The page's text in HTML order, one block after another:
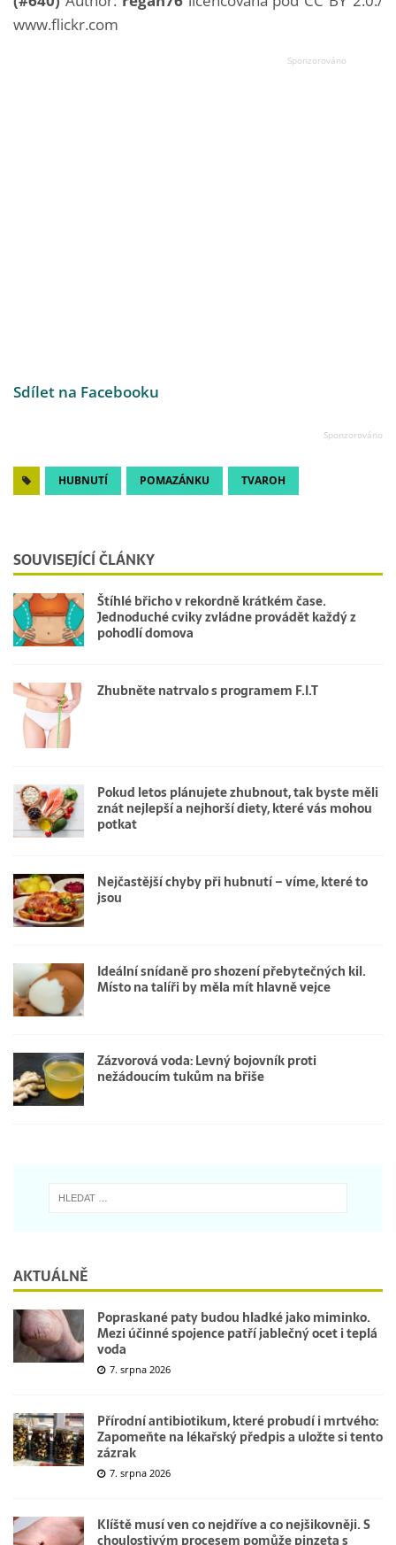
www.flickr.com
Sdílet na Facebooku
HUBNUTÍ POMAZÁNKU TVAROH
SOUVISEJÍCÍ ČLÁNKY
Štíhlé břicho v rekordně krátkém čase.
Jednoduché cviky zvládne provádět každý z
pohodlí domova
Zhubněte natrvalo s programem F.I.T
Pokud letos plánujete zhubnout, tak byste měli
znát nejlepší a nejhorší diety, které vás mohou
potkat
Nejčastější chyby při hubnutí – víme, které to
jsou
Ideální snídaně pro shození přebytečných kil.
Místo na talíři by měla mít hlavně vejce
Zázvorová voda: Levný bojovník proti
nežádoucím tukům na břiše
AKTUÁLNĚ
Popraskané paty budou hladké jako miminko.
Mezi účinné spojence patří jablečný ocet i teplá
voda
7. srpna 2026
Přírodní antibiotikum, které probudí i mrtvého:
Zapomeňte na lékařský předpis a uložte si tento
zázrak
7. srpna 2026
Klíště musí ven co nejdříve a co nejšikovněji. S
choulostivým procesem pomůže pinzeta s